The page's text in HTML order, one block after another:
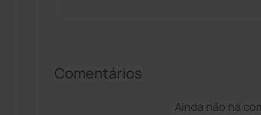
Comentários
Ainda não há